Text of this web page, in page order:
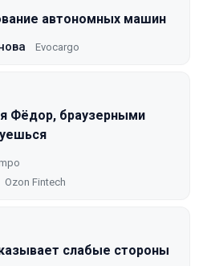
автономных машин
Evocargo
Фёдор, браузерными
Ozon Fintech
слабые стороны